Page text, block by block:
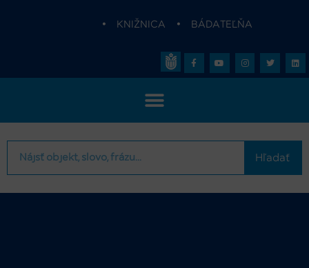
• KNIŽNICA • BÁDATEĽŇA
Hľadať